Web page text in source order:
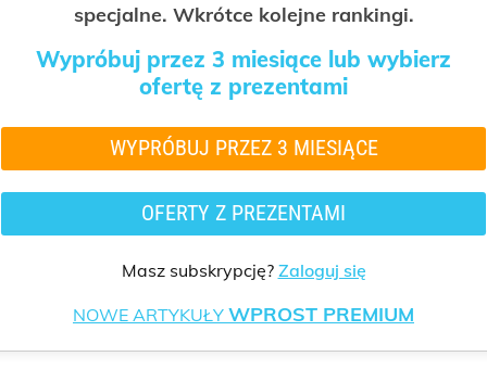
specjalne. Wkrótce kolejne rankingi.
Wypróbuj przez 3 miesiące lub wybierz
ofertę z prezentami
WYPRÓBUJ PRZEZ 3 MIESIĄCE
OFERTY Z PREZENTAMI
Masz subskrypcję? Zaloguj się
NOWE ARTYKUŁY WPROST PREMIUM